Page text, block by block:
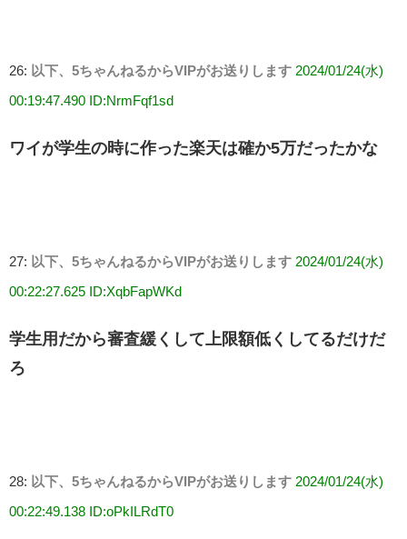
26: 以下、5ちゃんねるからVIPがお送りします 2024/01/24(水)
00:19:47.490 ID:NrmFqf1sd
ワイが学生の時に作った楽天は確か5万だったかな
27: 以下、5ちゃんねるからVIPがお送りします 2024/01/24(水)
00:22:27.625 ID:XqbFapWKd
学生用だから審査緩くして上限額低くしてるだけだ
ろ
28: 以下、5ちゃんねるからVIPがお送りします 2024/01/24(水)
00:22:49.138 ID:oPkILRdT0